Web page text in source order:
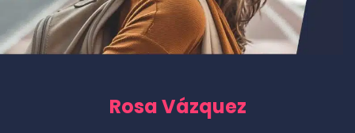
Rosa Vázquez